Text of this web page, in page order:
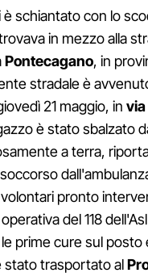
è schiantato con lo
in mezzo alla
Pontecagano, in
stradale è
21 maggio, in
è stato sbalzato
a terra,
pronto
del 118
prime cure sul
stato trasportato al